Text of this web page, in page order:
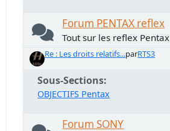
Forum PENTAX reflex
Tout sur les reflex Pentax
Re : Les droits relatifs...parRTS3
Sous-Sections
OBJECTIFS Pentax
Forum SONY